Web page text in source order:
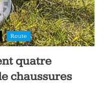
Route
quatre
chaussures